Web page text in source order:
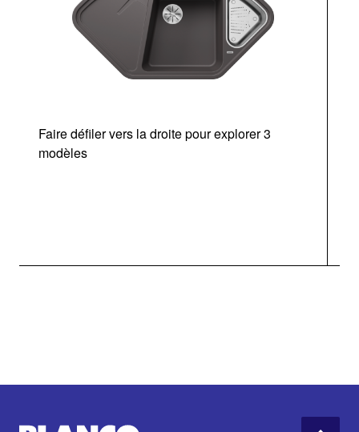
Faire défiler vers la droite pour explorer 3
modèles